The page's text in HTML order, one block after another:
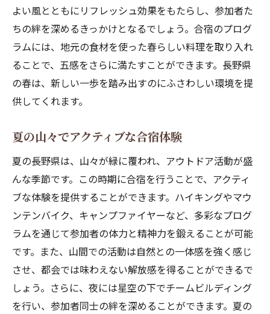
よい風とともにリフレッシュ効果をもたらし、参加者た
ちの絆を深めるきっかけとなるでしょう。合宿のプログ
ラムには、地元の食材を使った春らしい料理を取り入れ
ることで、五感をさらに満たすことができます。長野県
の春は、新しい一歩を踏み出すのにふさわしい環境を提
供してくれます。
夏の山々でアクティブな合宿体験
夏の長野県は、山々が緑に覆われ、アウトドア活動が盛
んな季節です。この時期に合宿を行うことで、アクティ
ブな体験を提供することができます。ハイキングやマウ
ンテンバイク、キャンプファイヤーなど、多彩なプログ
ラムを通じて参加者の体力と精神力を鍛えることが可能
です。また、山間での活動は自然との一体感を強く感じ
させ、都会では味わえない解放感を得ることができるで
しょう。さらに、夜には星空の下でチームビルディング
を行い、参加者同士の絆を深めることができます。夏の